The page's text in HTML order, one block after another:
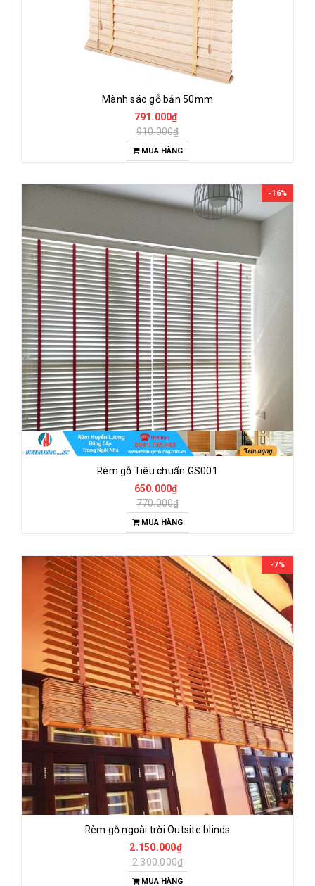
Mành sáo gỗ bản 50mm
791.000₫
910.000₫
MUA HÀNG
-16%
Rèm gỗ Tiêu chuẩn GS001
650.000₫
770.000₫
MUA HÀNG
-7%
Rèm gỗ ngoài trời Outsite blinds
2.150.000₫
2.300.000₫
MUA HÀNG